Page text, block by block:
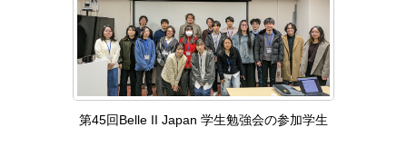
第45回Belle II Japan 学生勉強会の参加学生